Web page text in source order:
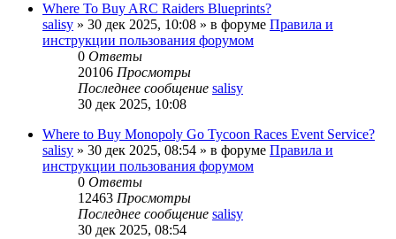
Where To Buy ARC Raiders Blueprints?
salisy » 30 дек 2025, 10:08 » в форуме Правила и
инструкции пользования форумом
0 Ответы
20106 Просмотры
Последнее сообщение salisy
30 дек 2025, 10:08
Where to Buy Monopoly Go Tycoon Races Event Service?
salisy » 30 дек 2025, 08:54 » в форуме Правила и
инструкции пользования форумом
0 Ответы
12463 Просмотры
Последнее сообщение salisy
30 дек 2025, 08:54